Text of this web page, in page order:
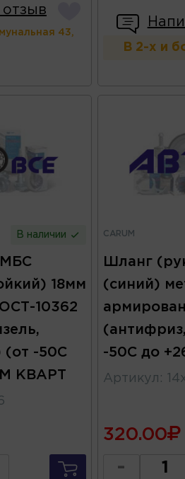
отзыв
43,
В 2-х и
В наличии
МБС
18мм
10362
(от -50С
КВАРТ
CARUM
Шланг
(синий)
-50С до
Артикул :
320.00
-